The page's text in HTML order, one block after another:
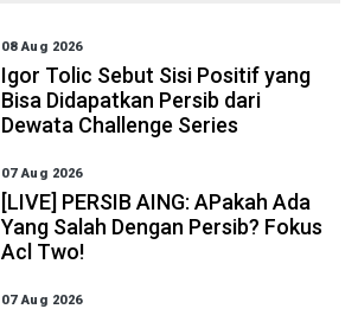
08 Aug 2026
Igor Tolic Sebut Sisi Positif yang
Bisa Didapatkan Persib dari
Dewata Challenge Series
07 Aug 2026
[LIVE] PERSIB AING: APakah Ada
Yang Salah Dengan Persib? Fokus
Acl Two!
07 Aug 2026